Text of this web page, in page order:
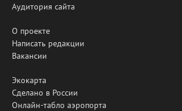
Аудитория сайта
О проекте
Написать редакции
Вакансии
Экокарта
Сделано в России
Онлайн-табло аэропорта